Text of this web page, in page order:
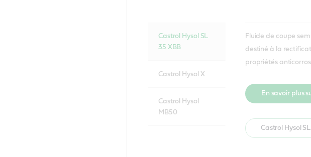
Castrol Hysol SL
35 XBB
Castrol Hysol X
Castrol Hysol
MB50
Fluide de coupe
destiné à la
propriétés
En savoir plus
Castrol Hysol